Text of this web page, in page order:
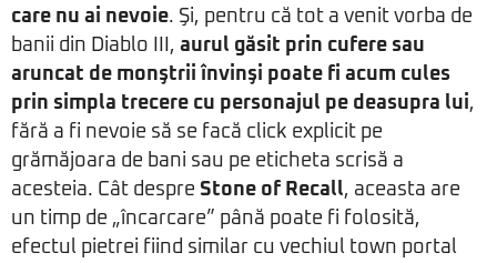
care nu ai nevoie. Şi, pentru că tot a venit vorba de
banii din Diablo III, aurul găsit prin cufere sau
aruncat de monştrii învinşi poate fi acum cules
prin simpla trecere cu personajul pe deasupra lui,
fără a fi nevoie să se facă click explicit pe
grămăjoara de bani sau pe eticheta scrisă a
acesteia. Cât despre Stone of Recall, aceasta are
un timp de „încarcare” până poate fi folosită,
efectul pietrei fiind similar cu vechiul town portal